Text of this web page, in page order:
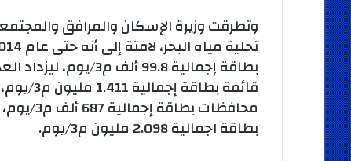
وتطرقت وزيرة الإسكان والمرافق
بطاقة اجمالية 2.098 مليون م3/يوم.